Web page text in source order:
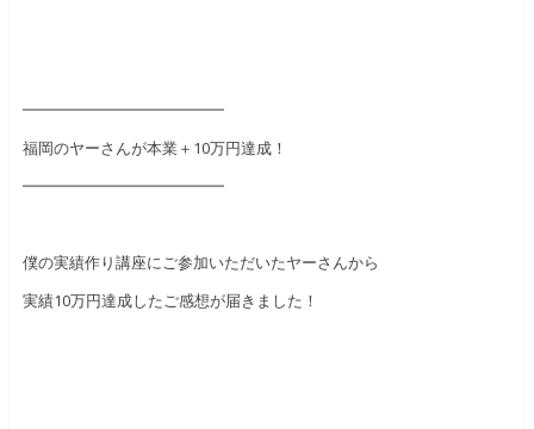
━━━━━━━━━━━━━
福岡のヤーさんが本業＋10万円達成！
━━━━━━━━━━━━━
僕の実績作り講座にご参加いただいたヤーさんから
実績10万円達成したご感想が届きました！